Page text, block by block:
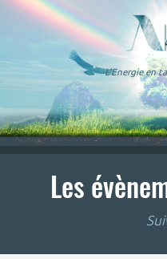
L'Energie en
Les